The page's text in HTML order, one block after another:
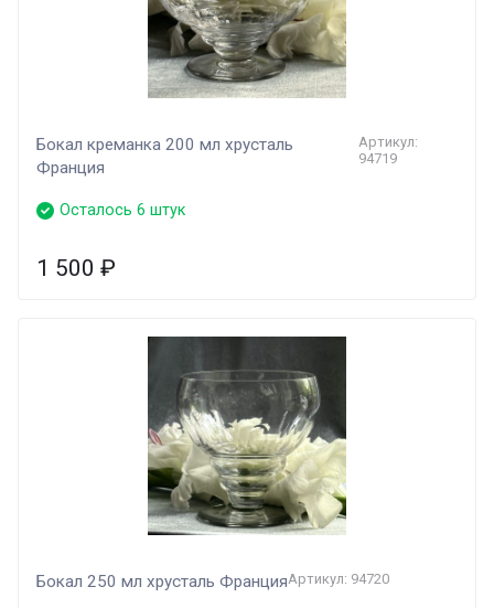
Бокал креманка 200 мл хрусталь
Франция
Артикул:
94719
Осталось 6 штук
1 500 ₽
Бокал 250 мл хрусталь ФранцияАртикул: 94720